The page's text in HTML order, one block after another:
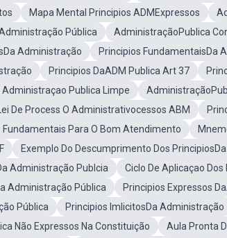
Mapa Mental Principios ADMExpressos
Pública
AdministraçãoPublica
Administração
Principios FundamentaisDa
Principios DaADM Publica Art 37
Publica Limpe
De Process O Administrativocessos ABM
Para O Bom Atendimento
Exemplo Do Descumprimento Dos
Administração Publcia
Ciclo De Aplicaçao
Administração Pública
Principios Expressos
Pública
Principios ImlicitosDa Administração
Não Expressos Na Constituição
Aula Pronta